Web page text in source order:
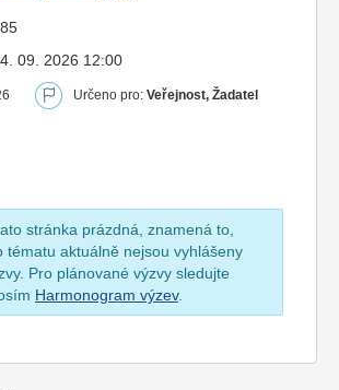
09. 2026 12:00
Určeno pro: Veřejnost, Žadatel
stránka prázdná, znamená to,
tématu aktuálně nejsou vyhlášeny
Pro plánované výzvy sledujte
Harmonogram výzev.